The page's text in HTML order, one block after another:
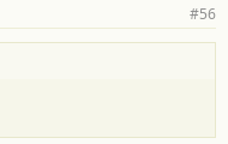
#56